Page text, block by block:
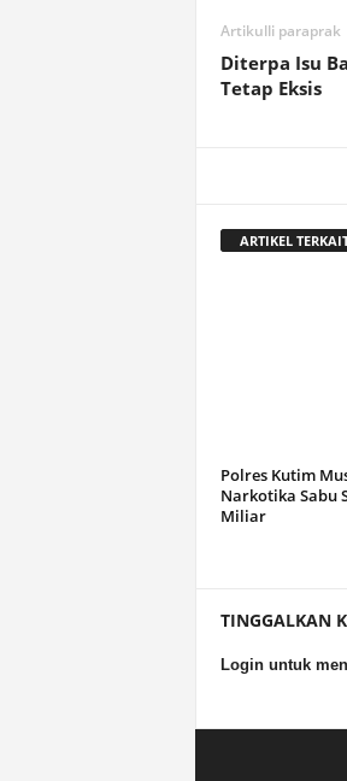
Artikulli paraprak
Diterpa Isu
Tetap Eksis
ARTIKEL
Polres Kutim
Narkotika Sabu
Miliar
TINGGALKAN
Login untuk